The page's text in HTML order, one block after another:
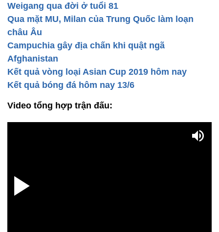
Weigang qua đời ở tuổi 81
Qua mặt MU, Milan của Trung Quốc làm loạn
châu Âu
Campuchia gây địa chấn khi quật ngã
Afghanistan
Kết quả vòng loại Asian Cup 2019 hôm nay
Kết quả bóng đá hôm nay 13/6
Video tổng hợp trận đấu: